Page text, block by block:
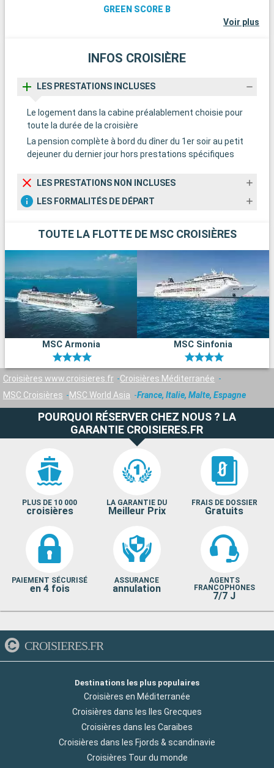
GREEN SCORE B
Voir plus
INFOS CROISIÈRE
LES PRESTATIONS INCLUSES
Le logement dans la cabine préalablement choisie pour
toute la durée de la croisière
La pension complète à bord du dîner du 1er soir au petit
dejeuner du dernier jour hors prestations spécifiques
LES PRESTATIONS NON INCLUSES
LES FORMALITÉS DE DÉPART
TOUTE LA FLOTTE DE MSC CROISIÈRES
MSC Armonia MSC Sinfonia
Croisières www.croisieres.fr
Croisières Méditerranée
MSC Croisières
MSC World Asia France, Italie, Malte, Espagne
POURQUOI RÉSERVER CHEZ NOUS ? LA
GARANTIE CROISIERES.FR
PLUS DE 10 000
croisières
LA GARANTIE DU
Meilleur Prix
FRAIS DE DOSSIER
Gratuits
PAIEMENT SÉCURISÉ
en 4 fois
ASSURANCE
annulation
AGENTS
FRANCOPHONES
7/7 J
CROISIERES.FR
Destinations les plus populaires
Croisières en Méditerranée
Croisières dans les Iles Grecques
Croisières dans les Caraibes
Croisières dans les Fjords & scandinavie
Croisières Tour du monde